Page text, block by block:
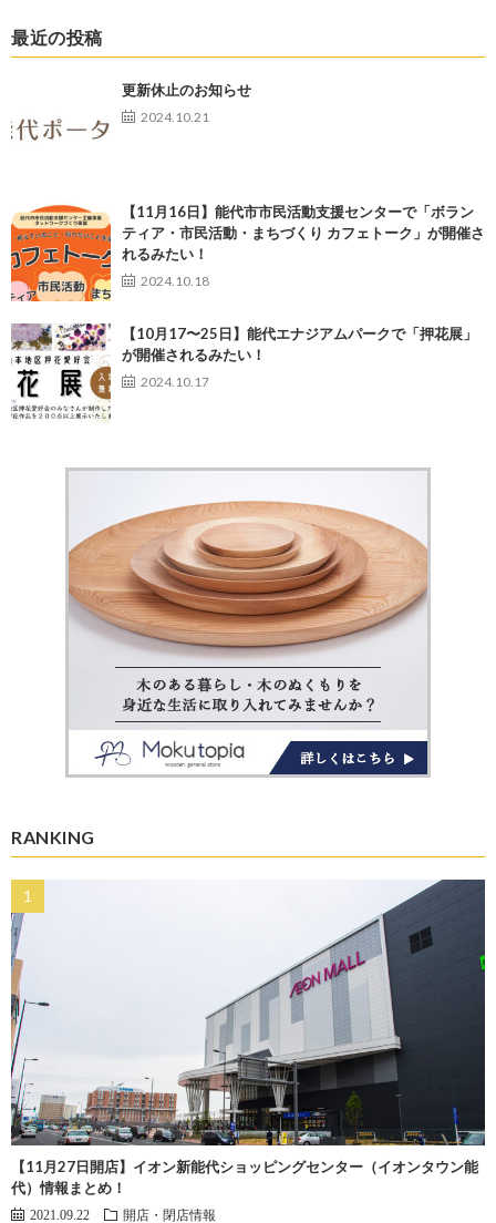
最近の投稿
更新休止のお知らせ
2024.10.21
【11月16日】能代市市民活動支援センターで「ボラン
ティア・市民活動・まちづくり カフェトーク」が開催さ
れるみたい！
2024.10.18
【10月17〜25日】能代エナジアムパークで「押花展」
が開催されるみたい！
2024.10.17
RANKING
【11月27日開店】イオン新能代ショッピングセンター（イオンタウン能
代）情報まとめ！
2021.09.22 開店・閉店情報